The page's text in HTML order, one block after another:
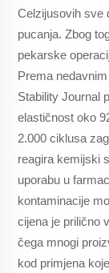
Celzijusovih sve
pucanja. Zbog
pekarske
Prema
Stability Journal
elastičnost oko
2.000 ciklusa
reagira kemijski
uporabu u
kontaminacije
cijena je prilično
čega mnogi
kod primjena